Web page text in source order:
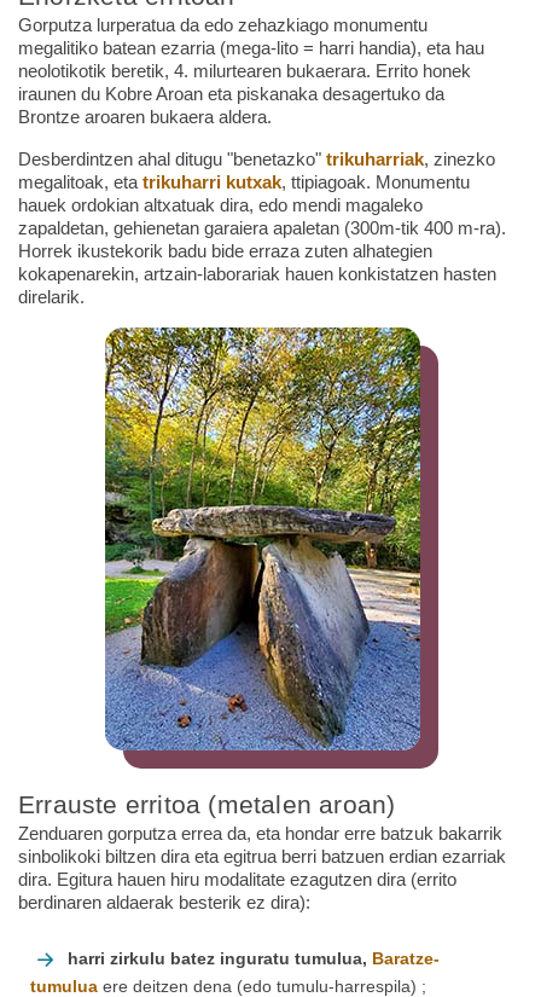
Gorputza lurperatua da edo zehazkiago monumentu
megalitiko batean ezarria (mega-lito = harri handia), eta hau
neolotikotik beretik, 4. milurtearen bukaerara. Errito honek
iraunen du Kobre Aroan eta piskanaka desagertuko da
Brontze aroaren bukaera aldera.
Desberdintzen ahal ditugu "benetazko" trikuharriak, zinezko
megalitoak, eta trikuharri kutxak, ttipiagoak. Monumentu
hauek ordokian altxatuak dira, edo mendi magaleko
zapaldetan, gehienetan garaiera apaletan (300m-tik 400 m-ra).
Horrek ikustekorik badu bide erraza zuten alhategien
kokapenarekin, artzain-laborariak hauen konkistatzen hasten
direlarik.
Errauste erritoa (metalen aroan)
Zenduaren gorputza errea da, eta hondar erre batzuk bakarrik
sinbolikoki biltzen dira eta egitrua berri batzuen erdian ezarriak
dira. Egitura hauen hiru modalitate ezagutzen dira (errito
berdinaren aldaerak besterik ez dira):
harri zirkulu batez inguratu tumulua, Baratze-
tumulua ere deitzen dena (edo tumulu-harrespila) ;